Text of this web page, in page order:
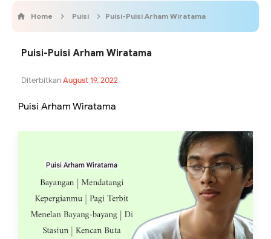
Home Puisi Puisi-Puisi Arham Wiratama
Puisi-Puisi Arham Wiratama
DiterbitkanAugust 19, 2022
Puisi Arham Wiratama